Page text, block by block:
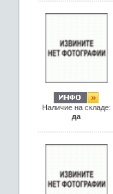
Наличие на складе:
да